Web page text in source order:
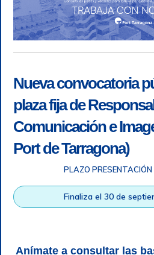
grabación telefónica
|
Autoridad Portuaria de
Nueva convocatoria
plaza fija de
Comunicación e
Port de Tarragona)
PLAZO
Finaliza el 30 de
Anímate a consultar las